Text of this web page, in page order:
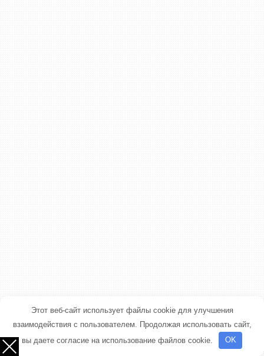
Этот веб-сайт использует файлы cookie для улучшения
взаимодействия с пользователем. Продолжая использовать сайт,
вы даете согласие на использование файлов cookie.
OK